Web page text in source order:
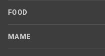
FOOD
MAME